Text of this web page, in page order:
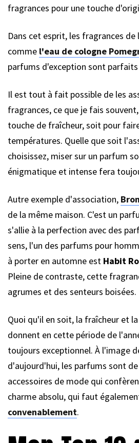
fragrances pour une touche
Dans cet esprit, les fragrances de
comme l'eau de cologne
parfums d'exception sont
Il est tout à fait possible de les
fragrances, ce que je fais
touche de fraîcheur, soit pour
températures. Quelle que soit
choisissez, miser sur un parfum
énigmatique et intense fera
Autre exemple d'association,
de la même maison. C'est un
s'allie à la perfection avec des
sens, l'un des parfums pour
à porter en automne est Habit
Pleine de contraste, cette
agrumes et des senteurs boisées.
Quoi qu'il en soit, la fraîcheur et
donnent en cette période de
toujours exceptionnel. À l'image
d'aujourd'hui, les parfums sont
accessoires de mode qui
charme absolu, qui faut
convenablement.